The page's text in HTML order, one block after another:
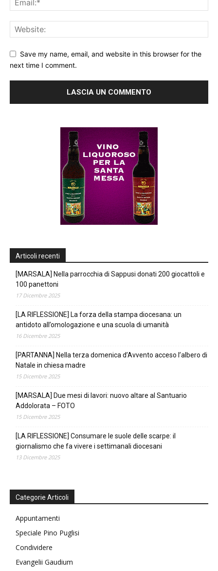
Save my name, email, and website in this browser for the
next time I comment.
Articoli recenti
[MARSALA] Nella parrocchia di Sappusi donati 200 giocattoli e
100 panettoni
17 Dicembre 2025
[LA RIFLESSIONE] La forza della stampa diocesana: un
antidoto all’omologazione e una scuola di umanità
16 Dicembre 2025
[PARTANNA] Nella terza domenica d’Avvento acceso l’albero di
Natale in chiesa madre
15 Dicembre 2025
[MARSALA] Due mesi di lavori: nuovo altare al Santuario
Addolorata – FOTO
15 Dicembre 2025
[LA RIFLESSIONE] Consumare le suole delle scarpe: il
giornalismo che fa vivere i settimanali diocesani
13 Dicembre 2025
Categorie Articoli
Appuntamenti
Speciale Pino Puglisi
Condividere
Evangelii Gaudium